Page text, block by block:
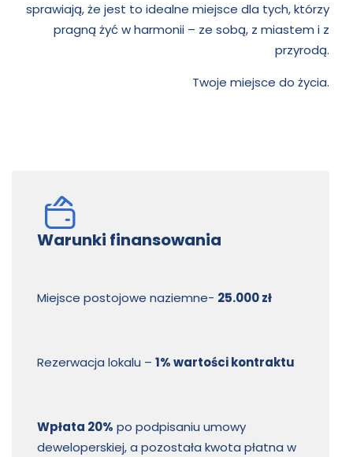
sprawiają, że jest to idealne miejsce dla tych, którzy
pragną żyć w harmonii – ze sobą, z miastem i z
przyrodą.
Twoje miejsce do życia.
Warunki finansowania
Miejsce postojowe naziemne- 25.000 zł
Rezerwacja lokalu – 1% wartości kontraktu
Wpłata 20% po podpisaniu umowy
deweloperskiej, a pozostała kwota płatna w